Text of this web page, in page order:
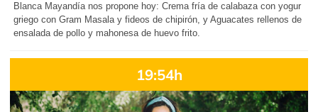
Blanca Mayandía nos propone hoy: Crema fría de calabaza con yogur
griego con Gram Masala y fideos de chipirón, y Aguacates rellenos de
ensalada de pollo y mahonesa de huevo frito.
19:54h